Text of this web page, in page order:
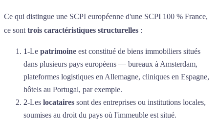
Ce qui distingue une SCPI européenne d'une SCPI 100 % France,
ce sont trois caractéristiques structurelles :
1-Le patrimoine est constitué de biens immobiliers situés
dans plusieurs pays européens — bureaux à Amsterdam,
plateformes logistiques en Allemagne, cliniques en Espagne,
hôtels au Portugal, par exemple.
2-Les locataires sont des entreprises ou institutions locales,
soumises au droit du pays où l'immeuble est situé.